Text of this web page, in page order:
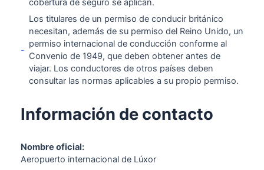
cobertura de seguro se aplican.
-
Los titulares de un permiso de conducir británico
necesitan, además de su permiso del Reino Unido, un
permiso internacional de conducción conforme al
Convenio de 1949, que deben obtener antes de
viajar. Los conductores de otros países deben
consultar las normas aplicables a su propio permiso.
Información de contacto
Nombre oficial:
Aeropuerto internacional de Lúxor